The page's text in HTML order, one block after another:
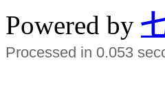
Powered by
Processed in 0.053